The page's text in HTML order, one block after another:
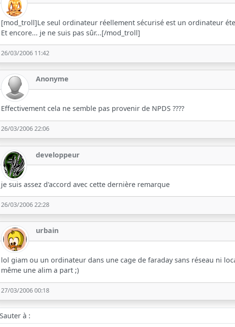
[mod_troll]Le seul ordinateur réellement sécurisé est un ordinateur
Et encore... je ne suis pas sûr...[/mod_troll]
26/03/2006 11:42
Anonyme
Effectivement cela ne semble pas provenir de NPDS ????
26/03/2006 22:06
developpeur
je suis assez d'accord avec cette dernière remarque
26/03/2006 22:28
urbain
lol giam ou un ordinateur dans une cage de faraday sans réseau ni
même une alim a part ;)
27/03/2006 00:18
à :